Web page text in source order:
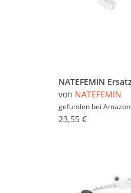
von NATEFEMIN
gefunden bei Amazon
23,55 €